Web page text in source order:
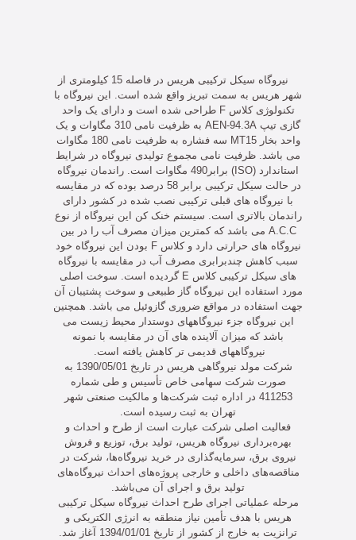
نیروگاه سیکل ترکیبی هریس در فاصله 15 کیلومتری از
شهر هریس به سمت تبریز واقع شده است. این نیروگاه با
تکنولوژی کلاس F طراحی شده است و دارای یک واحد
گازی تیپ AEN-94.3A به ظرفیت نامی 310 مگاوات و یک
واحد بخار MT15 سه فشاره به ظرفیت نامی 180 مگاوات
می باشد. ظرفیت نامی مجموع تولیدی نیروگاه در شرایط
استاندارد (ISO) برابر490 مگاوات است. راندمان نیروگاه
در حالت سیکل ترکیبی برابر 58 درصد بوده که در مقایسه
با نیروگاه های قبلی ترکیبی نصب شده در کشور دارای
راندمان بالاتری است. سیستم خنک کن این نیروگاه از نوع
A.C.C می باشد که کمترین میزان مصرف آب را در بین
نیروگاه های حرارتی دارد و کلاس F بودن این نیروگاه خود
سبب کاهش چندبرابری مصرف آب در مقایسه با نیروگاه
های سیکل ترکیبی کلاس E گردیده است. سوخت اصلی
مورد استفاده این نیروگاه گاز طبیعی و سوخت پشتیبان آن
جهت استفاده در مواقع ضروری گازوئیل می باشد. همچنین
این نیروگاه جزء نیروگاههای دوستدار محیط زیست می
باشد که میزان آلاینده های آن در مقایسه با نمونه
نیروگاههای قدیمی تر کاهش یافته است.
شرکت مولد نیروگاهی هریس در تاریخ 1390/05/01 به
صورت شرکت سهامی خاص تأسیس و طی شماره
411253 در اداره ثبت شرکت‌‌ها و مالکیت صنعتی شهر
تهران به ثبت رسیده است.
فعالیت اصلی شرکت عبارت است از طرح و احداث و
بهره‌برداری نیروگاه هریس، تولید برق، توزیع و فروش
نیروی برق، سرمایه‌گذاری در خرید نیروگاه‌ها، شرکت در
مناقصه‌‌های داخلی و خارجی پروژه‌‌های احداث نیروگاه‌‌های
تولید برق و اجرای آن می‌باشد.
مرحله عملیاتی اجرای طرح احداث نیروگاه سیکل ترکیبی
هریس با هدف تأمین نیاز منطقه به انرژی الکتریکی و
ترانزیت به خارج از کشور از تاریخ 1394/01/01 آغاز شد.